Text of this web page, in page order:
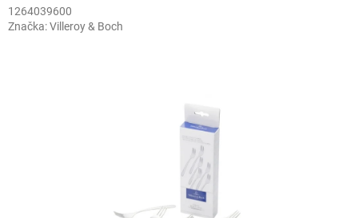
1264039600
Značka:Villeroy & Boch